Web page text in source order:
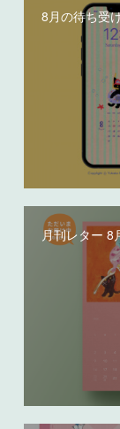
8月の待ち受
月刊レター 8